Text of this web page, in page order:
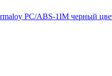
PC/ABS-1IM черный